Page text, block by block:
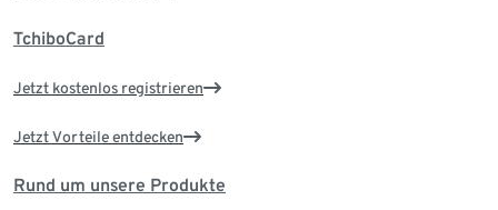
TchiboCard
Jetzt kostenlos registrieren
Jetzt Vorteile entdecken
Rund um unsere Produkte